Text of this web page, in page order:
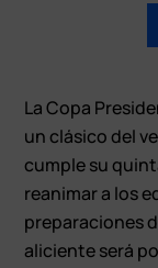
La Copa
un clásico del
cumple su
reanimar a los
preparaciones
aliciente será